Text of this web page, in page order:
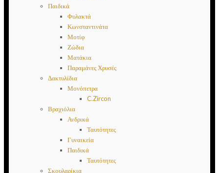
Παιδικά
Φυλακτά
Κωνσταντινάτα
Μοτίφ
Ζώδια
Ματάκια
Παραμάνες Χρυσές
Δακτυλίδια
Μονόπετρα
C.Zircon
Βραχιόλια
Ανδρικά
Ταυτότητες
Γυναικεία
Παιδικά
Ταυτότητες
Σκουλαρίκια